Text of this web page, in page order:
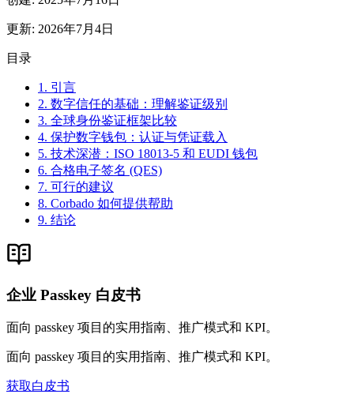
更新: 2026年7月4日
目录
1. 引言
2. 数字信任的基础：理解鉴证级别
3. 全球身份鉴证框架比较
4. 保护数字钱包：认证与凭证载入
5. 技术深潜：ISO 18013-5 和 EUDI 钱包
6. 合格电子签名 (QES)
7. 可行的建议
8. Corbado 如何提供帮助
9. 结论
企业 Passkey 白皮书
面向 passkey 项目的实用指南、推广模式和 KPI。
面向 passkey 项目的实用指南、推广模式和 KPI。
获取白皮书